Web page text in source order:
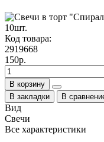
Код товара:
2919668
150р.
В корзину
В закладки
В
Вид
Свечи
Все характеристики